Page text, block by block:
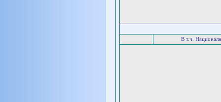
В т.ч.